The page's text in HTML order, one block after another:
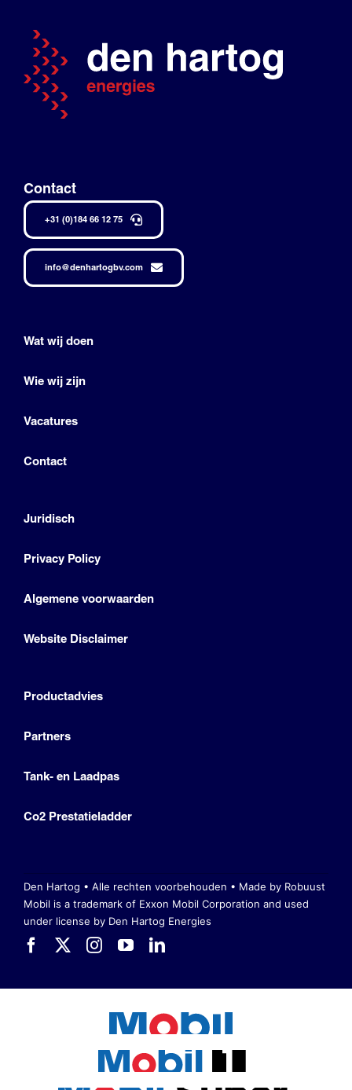
Contact
+31 (0)184 66 12 75
info@denhartogbv.com
Wat wij doen
Wie wij zijn
Vacatures
Contact
Juridisch
Privacy Policy
Algemene voorwaarden
Website Disclaimer
Productadvies
Partners
Tank- en Laadpas
Co2 Prestatieladder
Den Hartog • Alle rechten voorbehouden • Made by Robuust
Mobil is a trademark of Exxon Mobil Corporation and used
under license by Den Hartog Energies